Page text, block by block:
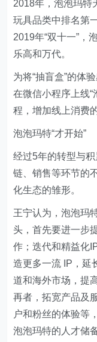
2018年，泡泡玛特
玩具品类中排名第
2019年“双十一”，
乐高和万代。
为将“抽盲盒”的体
在微信小程序上线“
程，增加线上消费
泡泡玛特“才开始”
经过5年的转型与
链、销售等环节的
化生态的雏形。
王宁认为，泡泡玛
头，首先要进一步
作；迭代和精益化
造更多一流 IP，延
道和海外市场，提
再者，拓宽产品及
户和粉丝的体验等
泡泡玛特的人才储